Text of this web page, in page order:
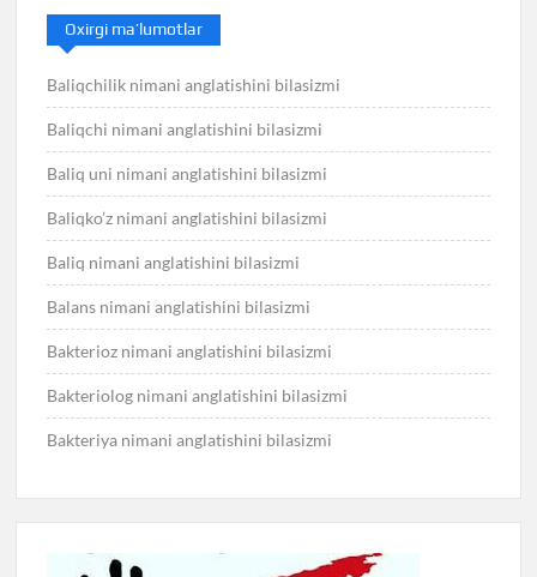
Oxirgi ma’lumotlar
Baliqchilik nimani anglatishini bilasizmi
Baliqchi nimani anglatishini bilasizmi
Baliq uni nimani anglatishini bilasizmi
Baliqko’z nimani anglatishini bilasizmi
Baliq nimani anglatishini bilasizmi
Balans nimani anglatishini bilasizmi
Bakterioz nimani anglatishini bilasizmi
Bakteriolog nimani anglatishini bilasizmi
Bakteriya nimani anglatishini bilasizmi